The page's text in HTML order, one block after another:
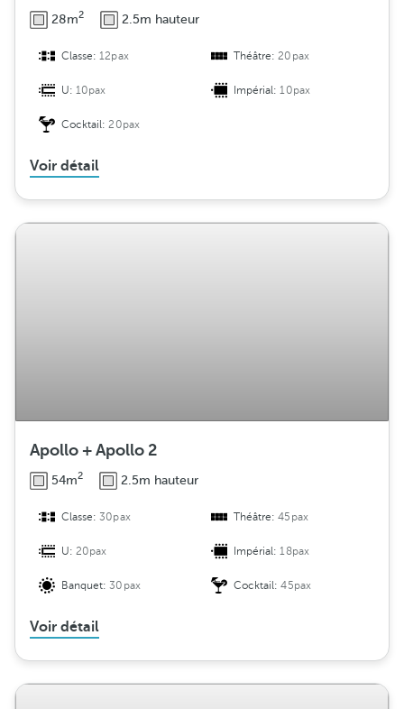
28m2 2.5m hauteur
Classe:12pax Théâtre:20pax
U:10pax Impérial:10pax
Cocktail:20pax
Voir détail
Apollo + Apollo 2
54m2 2.5m hauteur
Classe:30pax Théâtre:45pax
U:20pax Impérial:18pax
Banquet:30pax Cocktail:45pax
Voir détail